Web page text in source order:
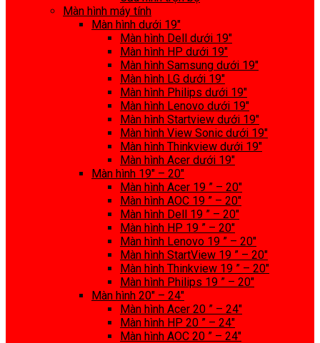
Màn hình máy tính
Màn hình dưới 19″
Màn hình Dell dưới 19″
Màn hình HP dưới 19″
Màn hình Samsung dưới 19″
Màn hình LG dưới 19″
Màn hình Philips dưới 19″
Màn hình Lenovo dưới 19″
Màn hình Startview dưới 19″
Màn hình View Sonic dưới 19″
Màn hình Thinkview dưới 19″
Màn hình Acer dưới 19″
Màn hình 19″ – 20″
Màn hình Acer 19 ” – 20″
Màn hình AOC 19 ” – 20″
Màn hình Dell 19 ” – 20″
Màn hình HP 19 ” – 20″
Màn hình Lenovo 19 ” – 20″
Màn hình StartView 19 ” – 20″
Màn hình Thinkview 19 ” – 20″
Màn hình Philips 19 ” – 20″
Màn hình 20″ – 24″
Màn hình Acer 20 ” – 24″
Màn hình HP 20 ” – 24″
Màn hình AOC 20 ” – 24″